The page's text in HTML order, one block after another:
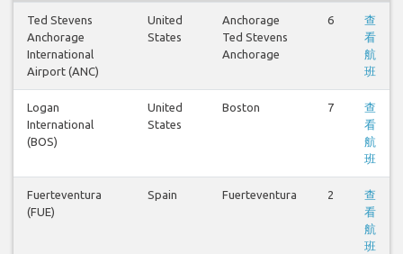
Ted Stevens
Anchorage
International
Airport (ANC)
United
States
Anchorage
Ted Stevens
Anchorage
6
查
看
航
班
Logan
International
(BOS)
United
States
Boston 7
查
看
航
班
Fuerteventura
(FUE)
Spain Fuerteventura 2
查
看
航
班